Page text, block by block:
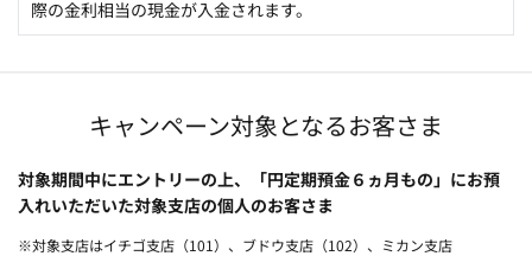
際の金利相当の現金が入金されます。
キャンペーン対象となるお客さま
対象期間中にエントリーの上、「円定期預金６ヵ月もの」にお預
入れいただいた対象支店の個人のお客さま
※対象支店はイチゴ支店（101）、ブドウ支店（102）、ミカン支店